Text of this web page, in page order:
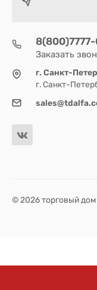
Заказать
г. Санкт-
г. Санкт-
© 2026 торговый